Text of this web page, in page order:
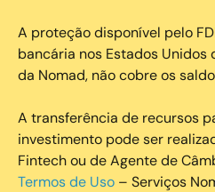
A proteção disponível pelo
bancária nos Estados
da Nomad, não cobre os
A transferência de recursos
investimento pode ser
Fintech ou de Agente de
Termos de Uso – Serviços